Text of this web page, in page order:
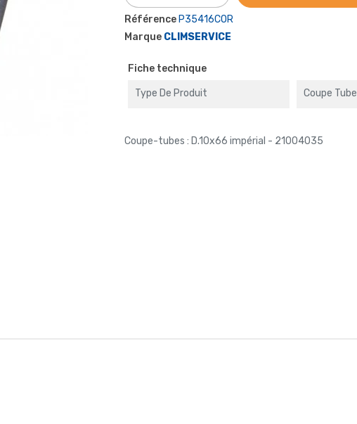
Référence P35416COR
Marque CLIMSERVICE
Fiche technique
Type De Produit Coupe Tube
Coupe-tubes : D.10x66 impérial - 21004035